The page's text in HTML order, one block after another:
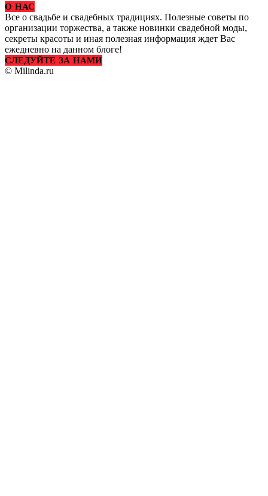
О НАС
Все о свадьбе и свадебных традициях. Полезные советы по
организации торжества, а также новинки свадебной моды,
секреты красоты и иная полезная информация ждет Вас
ежедневно на данном блоге!
СЛЕДУЙТЕ ЗА НАМИ
© Milinda.ru